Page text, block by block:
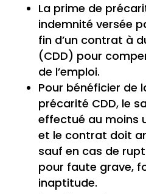
La prime de
indemnité versée
fin d’un contrat à
(CDD) pour
de l’emploi.
Pour bénéficier de
précarité CDD, le
effectué au moins
et le contrat doit
sauf en cas de
pour faute grave,
inaptitude.